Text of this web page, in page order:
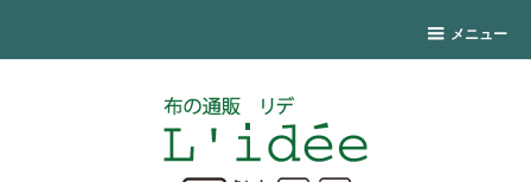
メニュー